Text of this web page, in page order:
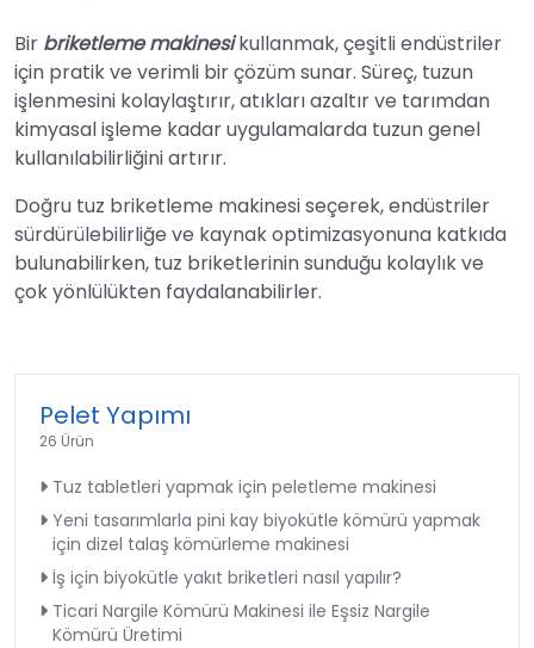
Bir briketleme makinesikullanmak, çeşitli endüstriler
için pratik ve verimli bir çözüm sunar. Süreç, tuzun
işlenmesini kolaylaştırır, atıkları azaltır ve tarımdan
kimyasal işleme kadar uygulamalarda tuzun genel
kullanılabilirliğini artırır.
Doğru tuz briketleme makinesi seçerek, endüstriler
sürdürülebilirliğe ve kaynak optimizasyonuna katkıda
bulunabilirken, tuz briketlerinin sunduğu kolaylık ve
çok yönlülükten faydalanabilirler.
Pelet Yapımı
26 Ürün
Tuz tabletleri yapmak için peletleme makinesi
Yeni tasarımlarla pini kay biyokütle kömürü yapmak
için dizel talaş kömürleme makinesi
İş için biyokütle yakıt briketleri nasıl yapılır?
Ticari Nargile Kömürü Makinesi ile Eşsiz Nargile
Kömürü Üretimi